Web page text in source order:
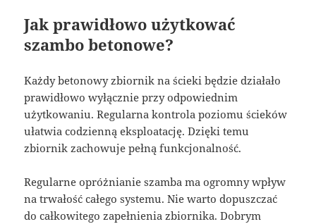
Jak prawidłowo użytkować
szambo betonowe?
Każdy betonowy zbiornik na ścieki będzie działało
prawidłowo wyłącznie przy odpowiednim
użytkowaniu. Regularna kontrola poziomu ścieków
ułatwia codzienną eksploatację. Dzięki temu
zbiornik zachowuje pełną funkcjonalność.
Regularne opróżnianie szamba ma ogromny wpływ
na trwałość całego systemu. Nie warto dopuszczać
do całkowitego zapełnienia zbiornika. Dobrym